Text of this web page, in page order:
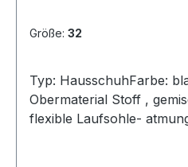
Größe: 32
Typ: HausschuhFarbe:
Obermaterial Stoff ,
flexible Laufsohle-